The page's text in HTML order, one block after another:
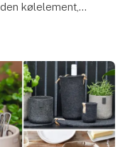
kølelement,